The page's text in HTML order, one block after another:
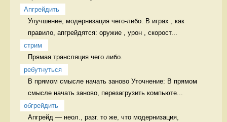
Апгрейдить
Улучшение, модернизация чего-либо. В играх , как
правило, апгрейдятся: оружие , урон , скорост...
стрим
Прямая трансляция чего либо.
ребутнуться
В прямом смысле начать заново Уточнение: В прямом
смысле начать заново, перезагрузить компьюте...
обгрейдить
Апгрейд — неол., разг. то же, что модернизация,